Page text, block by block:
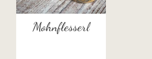
Mohnflesserl